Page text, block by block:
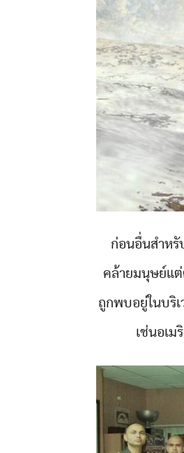
ก่อนอื่นสำหรั
คล้ายมนุษย์แต่
ถูกพบอยู่ในบริ
เช่นอเม